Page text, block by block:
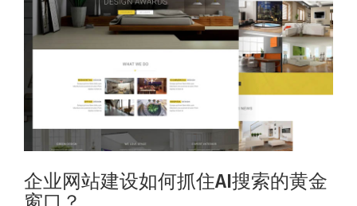
企业网站建设如何抓住AI搜索的黄金